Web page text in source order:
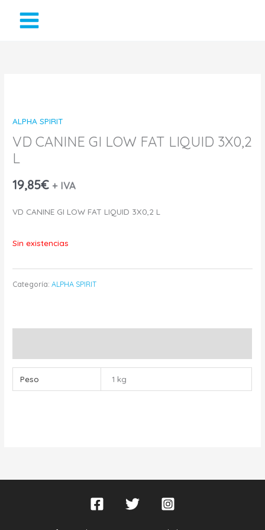
ALPHA SPIRIT
VD CANINE GI LOW FAT LIQUID 3X0,2
L
19,85€ + IVA
VD CANINE GI LOW FAT LIQUID 3X0,2 L
Sin existencias
Categoría:ALPHA SPIRIT
Peso 1 kg